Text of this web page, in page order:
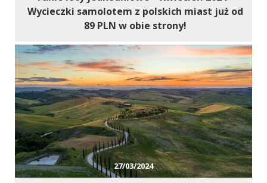
Wycieczki samolotem z polskich miast już od
89 PLN w obie strony!
27/03/2024